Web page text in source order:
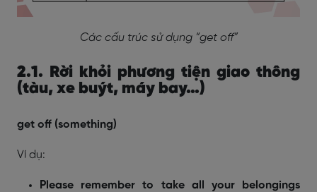
Các cấu trúc sử dụng “get off”
2.1. Rời khỏi phương tiện giao thông
(tàu, xe buýt, máy bay…)
get off (something)
Ví dụ:
Please remember to take all your belongings